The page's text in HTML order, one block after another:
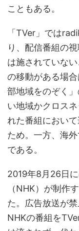
こともある。
「TVer」では
り、配信番組の
は施されていな
の移動がある場
部地域をのぞく
い地域かクロス
れた番組におい
ため。一方、海
である。
2019年8月26日
（NHK）が制作
た。広告放送が
NHKの番組を